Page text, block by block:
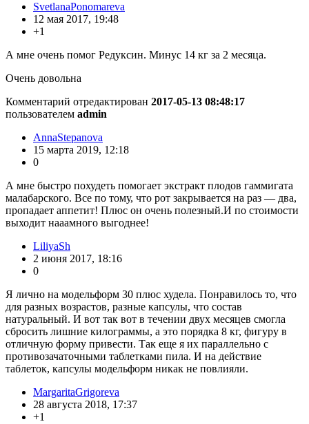
SvetlanaPonomareva
12 мая 2017, 19:48
+1
А мне очень помог Редуксин. Минус 14 кг за 2 месяца.
Очень довольна
Комментарий отредактирован 2017-05-13 08:48:17
пользователем admin
AnnaStepanova
15 марта 2019, 12:18
0
А мне быстро похудеть помогает экстракт плодов гаммигата
малабарского. Все по тому, что рот закрывается на раз — два,
пропадает аппетит! Плюс он очень полезный.И по стоимости
выходит нааамного выгоднее!
LiliyaSh
2 июня 2017, 18:16
0
Я лично на модельформ 30 плюс худела. Понравилось то, что
для разных возрастов, разные капсулы, что состав
натуральный. И вот так вот в течении двух месяцев смогла
сбросить лишние килограммы, а это порядка 8 кг, фигуру в
отличную форму привести. Так еще я их параллельно с
противозачаточными таблетками пила. И на действие
таблеток, капсулы модельформ никак не повлияли.
MargaritaGrigoreva
28 августа 2018, 17:37
+1